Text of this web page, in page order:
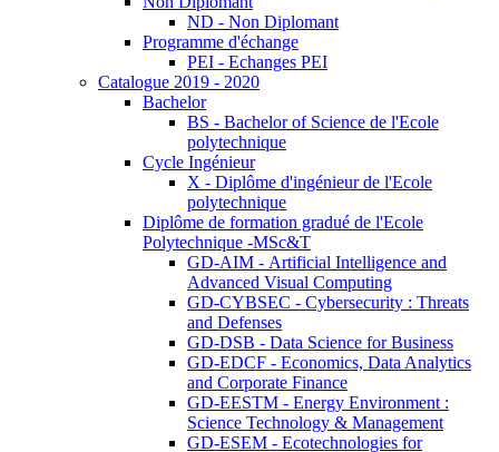
ND - Non Diplomant
Programme d'échange
PEI - Echanges PEI
Catalogue 2019 - 2020
Bachelor
BS - Bachelor of Science de l'Ecole
polytechnique
Cycle Ingénieur
X - Diplôme d'ingénieur de l'Ecole
polytechnique
Diplôme de formation gradué de l'Ecole
Polytechnique -MSc&T
GD-AIM - Artificial Intelligence and
Advanced Visual Computing
GD-CYBSEC - Cybersecurity : Threats
and Defenses
GD-DSB - Data Science for Business
GD-EDCF - Economics, Data Analytics
and Corporate Finance
GD-EESTM - Energy Environment :
Science Technology & Management
GD-ESEM - Ecotechnologies for